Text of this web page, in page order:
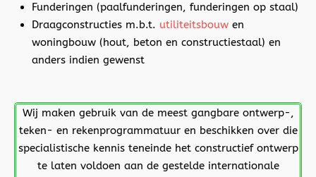
Funderingen (paalfunderingen, funderingen op staal)
Draagconstructies m.b.t. utiliteitsbouw en
woningbouw (hout, beton en constructiestaal) en
anders indien gewenst
Wij maken gebruik van de meest gangbare ontwerp-,
teken- en rekenprogrammatuur en beschikken over die
specialistische kennis teneinde het constructief ontwerp
te laten voldoen aan de gestelde internationale